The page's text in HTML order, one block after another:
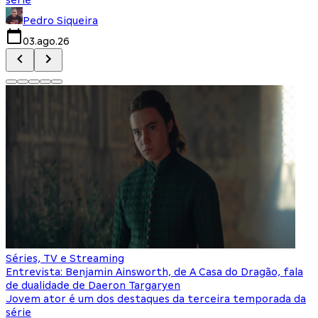
Pedro Siqueira
03.ago.26
Séries, TV e Streaming
Entrevista: Benjamin Ainsworth, de A Casa do Dragão, fala
de dualidade de Daeron Targaryen
Jovem ator é um dos destaques da terceira temporada da
série